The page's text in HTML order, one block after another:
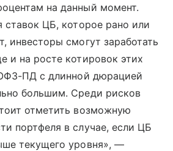
на данный момент.
ставок ЦБ, которое рано или
инвесторы смогут заработать
и на росте котировок этих
ПД с длинной дюрацией
большим. Среди рисков
отметить возможную
портфеля в случае, если ЦБ
текущего уровня», —